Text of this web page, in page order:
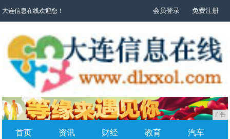
大连信息在线欢迎您！ 会员登录 免费注册
广告
首页 资讯 财经 教育 汽车